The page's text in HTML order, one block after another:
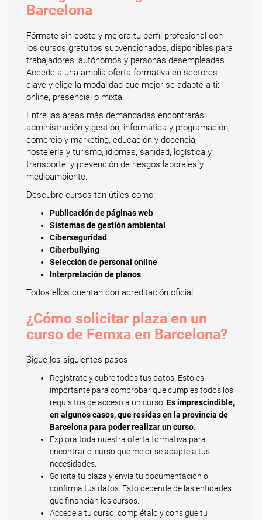
Barcelona
Fórmate sin coste y mejora tu perfil profesional con
los cursos gratuitos subvencionados, disponibles para
trabajadores, autónomos y personas desempleadas.
Accede a una amplia oferta formativa en sectores
clave y elige la modalidad que mejor se adapte a ti:
online, presencial o mixta.
Entre las áreas más demandadas encontrarás:
administración y gestión, informática y programación,
comercio y marketing, educación y docencia,
hostelería y turismo, idiomas, sanidad, logística y
transporte, y prevención de riesgos laborales y
medioambiente.
Descubre cursos tan útiles como:
Publicación de páginas web
Sistemas de gestión ambiental
Ciberseguridad
Ciberbullying
Selección de personal online
Interpretación de planos
Todos ellos cuentan con acreditación oficial.
¿Cómo solicitar plaza en un
curso de Femxa en Barcelona?
Sigue los siguientes pasos:
Regístrate y cubre todos tus datos. Esto es
importante para comprobar que cumples todos los
requisitos de acceso a un curso. Es imprescindible,
en algunos casos, que residas en la provincia de
Barcelona para poder realizar un curso
Explora toda nuestra oferta formativa para
encontrar el curso que mejor se adapte a tus
necesidades.
Solicita tu plaza y envía tu documentación o
confirma tus datos. Esto depende de las entidades
que financian los cursos.
Accede a tu curso, complétalo y consigue tu